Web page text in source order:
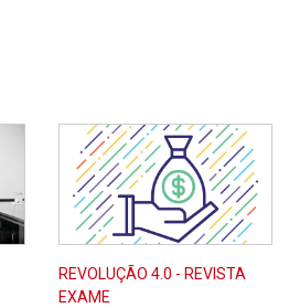
REVOLUÇÃO 4.0 - REVISTA
EXAME